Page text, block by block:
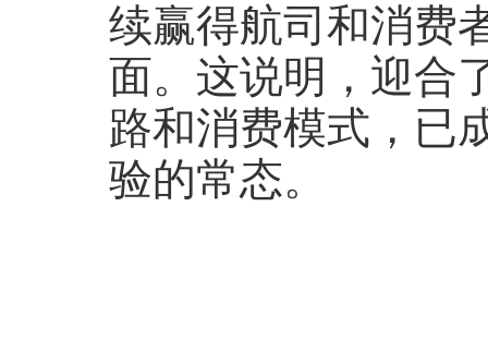
续赢得航司和消费
面。这说明，迎合
路和消费模式，已
验的常态。